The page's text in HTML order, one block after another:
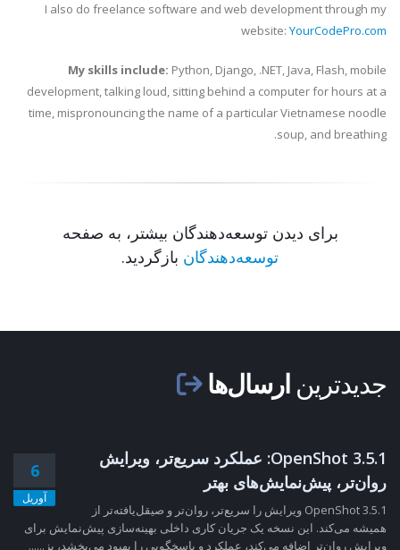
I also do freelance software and web development through my
website: YourCodePro.com
My skills include: Python, Django, .NET, Java, Flash, mobile
development, talking loud, sitting behind a computer for hours at a
time, mispronouncing the name of a particular Vietnamese noodle
soup, and breathing.
برای دیدن توسعه‌دهندگان بیشتر، به صفحه
توسعه‌دهندگان بازگردید.
جدیدترین ارسال‌ها
6
آوریل
OpenShot 3.5.1: عملکرد سریع‌تر، ویرایش
روان‌تر، پیش‌نمایش‌های بهتر
OpenShot 3.5.1 ویرایش را سریع‌تر، روان‌تر و صیقل‌یافته‌تر از
همیشه می‌کند. این نسخه یک جریان کاری داخلی بهینه‌سازی پیش‌نمایش برای
ویرایش روان‌تر اضافه می‌کند، عملکرد و پاسخگویی را بهبود می‌بخشد، بز......